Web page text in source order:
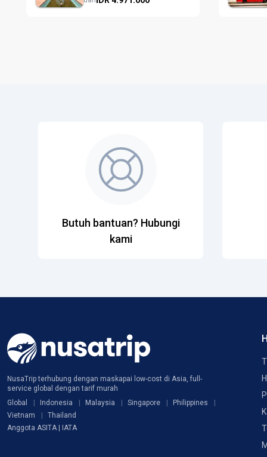
Butuh bantuan? Hubungi
kami
NusaTrip terhubung dengan maskapai low-cost di Asia, full-
service global dengan tarif murah
Global
Indonesia Malaysia Singapore
Philippines
Vietnam
Thailand
Anggota ASITA | IATA